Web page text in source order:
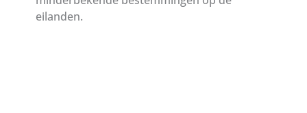
eilanden.